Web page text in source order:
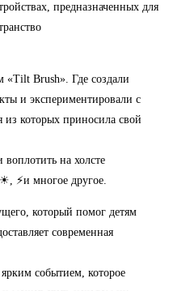
предназначенных для
«Tilt Brush». Где создали
и экспериментировали с
которых приносила свой
на холсте
⚡и многое другое.
который помог детям
современная
событием, которое